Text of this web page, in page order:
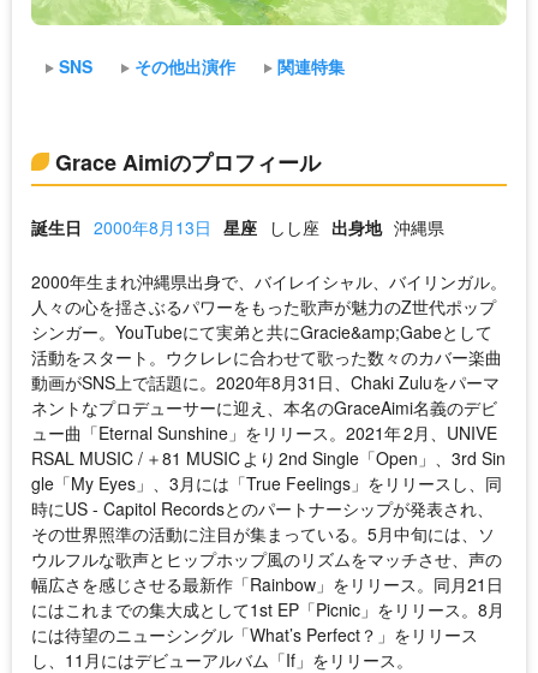
SNS その他出演作 関連特集
Grace Aimiのプロフィール
誕生日 2000年8月13日 星座 しし座 出身地 沖縄県
2000年生まれ沖縄県出身で、バイレイシャル、バイリンガル。
人々の心を揺さぶるパワーをもった歌声が魅力のZ世代ポップ
シンガー。YouTubeにて実弟と共にGracie&amp;Gabeとして
活動をスタート。ウクレレに合わせて歌った数々のカバー楽曲
動画がSNS上で話題に。2020年8月31日、Chaki Zuluをパーマ
ネントなプロデューサーに迎え、本名のGraceAimi名義のデビ
ュー曲「Eternal Sunshine」をリリース。2021年 2月、UNIVE
RSAL MUSIC / ＋81 MUSIC より 2nd Single「Open」、3rd Sin
gle「My Eyes」、3月には「True Feelings」をリリースし、同
時にUS - Capitol Recordsとのパートナーシップが発表され、
その世界照準の活動に注目が集まっている。5月中旬には、ソ
ウルフルな歌声とヒップホップ風のリズムをマッチさせ、声の
幅広さを感じさせる最新作「Rainbow」をリリース。同月21日
にはこれまでの集大成として1st EP「Picnic」をリリース。8月
には待望のニューシングル「What’s Perfect？」をリリース
し、11月にはデビューアルバム「If」をリリース。